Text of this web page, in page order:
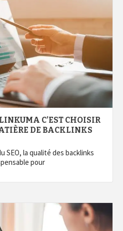
C’EST CHOISIR
DE BACKLINKS
SEO, la qualité des backlinks
pour